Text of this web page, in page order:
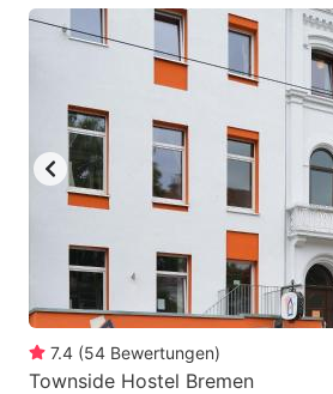
7.4 (54 Bewertungen)
Townside Hostel Bremen